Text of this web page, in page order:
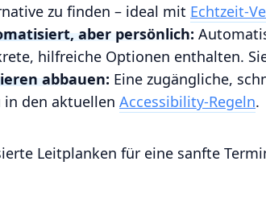
zu finden – ideal mit Echtzeit-
aber persönlich:
hilfreiche Optionen enthalten.
abbauen: Eine zugängliche,
in den aktuellen Accessibility-Regeln.